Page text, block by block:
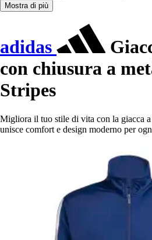
Mostra di più
adidas
con chiusura a
Stripes
Migliora il tuo stile di vita con la giacca
unisce comfort e design moderno per